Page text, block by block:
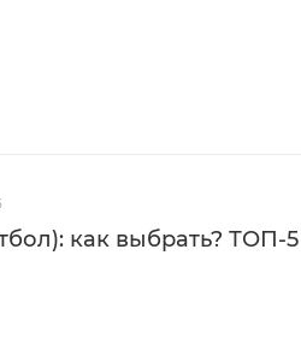
как выбрать? ТОП-